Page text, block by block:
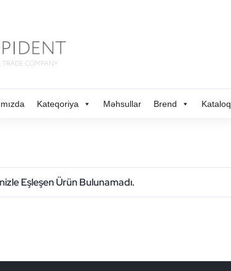
Kateqoriya Məhsullar Brend Kataloq
Eşleşen Ürün Bulunamadı.